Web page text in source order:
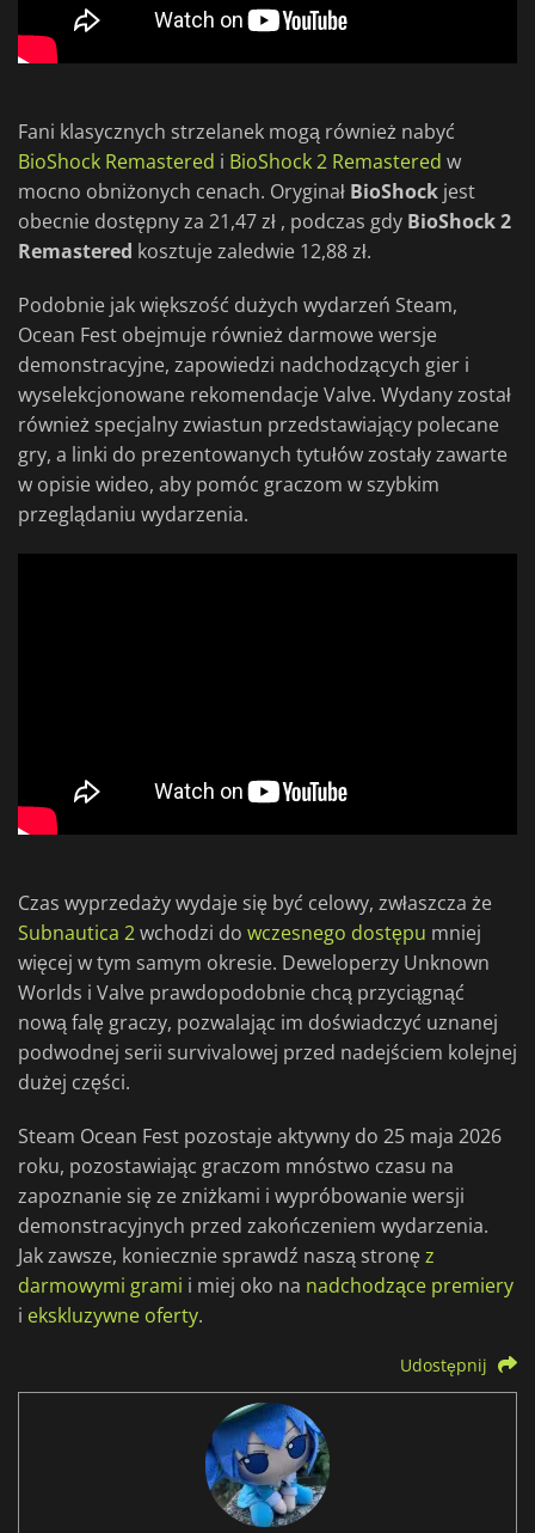
Fani klasycznych strzelanek mogą również nabyć
BioShock Remastered i BioShock 2 Remastered w
mocno obniżonych cenach. Oryginał BioShock jest
obecnie dostępny za 21,47 zł , podczas gdy BioShock 2
Remastered kosztuje zaledwie 12,88 zł.
Podobnie jak większość dużych wydarzeń Steam,
Ocean Fest obejmuje również darmowe wersje
demonstracyjne, zapowiedzi nadchodzących gier i
wyselekcjonowane rekomendacje Valve. Wydany został
również specjalny zwiastun przedstawiający polecane
gry, a linki do prezentowanych tytułów zostały zawarte
w opisie wideo, aby pomóc graczom w szybkim
przeglądaniu wydarzenia.
Czas wyprzedaży wydaje się być celowy, zwłaszcza że
Subnautica 2wchodzi do wczesnego dostępu mniej
więcej w tym samym okresie. Deweloperzy Unknown
Worlds i Valve prawdopodobnie chcą przyciągnąć
nową falę graczy, pozwalając im doświadczyć uznanej
podwodnej serii survivalowej przed nadejściem kolejnej
dużej części.
Steam Ocean Fest pozostaje aktywny do 25 maja 2026
roku, pozostawiając graczom mnóstwo czasu na
zapoznanie się ze zniżkami i wypróbowanie wersji
demonstracyjnych przed zakończeniem wydarzenia.
Jak zawsze, koniecznie sprawdź naszą stronęz
darmowymi grami i miej oko na nadchodzące premiery
i ekskluzywne oferty.
Udostępnij